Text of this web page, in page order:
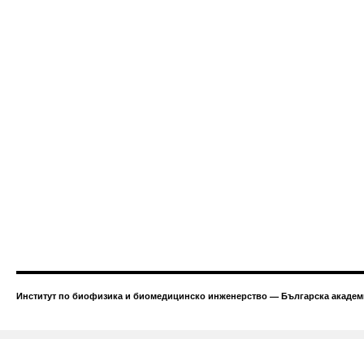
Институт по биофизика и биомедицинско инженерство — Българска